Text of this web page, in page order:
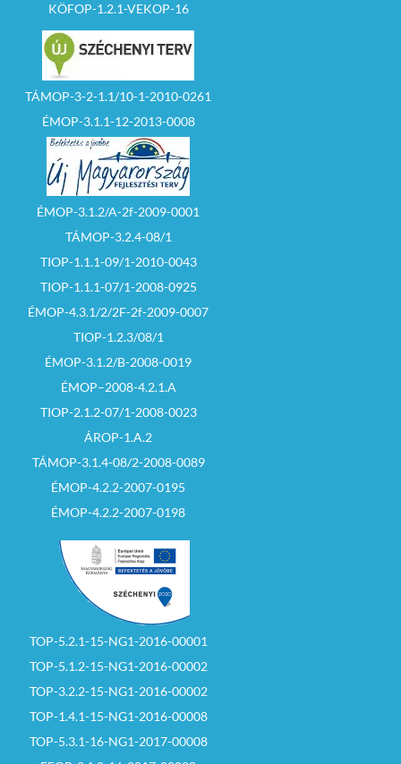
KÖFOP-1.2.1-VEKOP-16
TÁMOP-3-2-1.1/10-1-2010-0261
ÉMOP-3.1.1-12-2013-0008
ÉMOP-3.1.2/A-2f-2009-0001
TÁMOP-3.2.4-08/1
TIOP-1.1.1-09/1-2010-0043
TIOP-1.1.1-07/1-2008-0925
ÉMOP-4.3.1/2/2F-2f-2009-0007
TIOP-1.2.3/08/1
ÉMOP-3.1.2/B-2008-0019
ÉMOP–2008-4.2.1.A
TIOP-2.1.2-07/1-2008-0023
ÁROP-1.A.2
TÁMOP-3.1.4-08/2-2008-0089
ÉMOP-4.2.2-2007-0195
ÉMOP-4.2.2-2007-0198
TOP-5.2.1-15-NG1-2016-00001
TOP-5.1.2-15-NG1-2016-00002
TOP-3.2.2-15-NG1-2016-00002
TOP-1.4.1-15-NG1-2016-00008
TOP-5.3.1-16-NG1-2017-00008